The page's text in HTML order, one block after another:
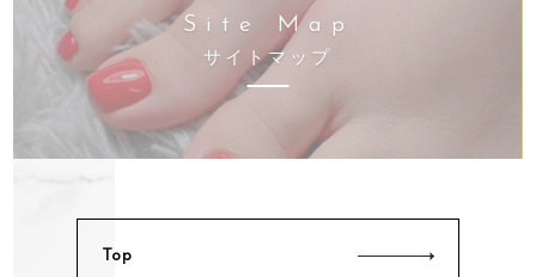
S i t e M a p
サ イ トマ ッ プ
Top